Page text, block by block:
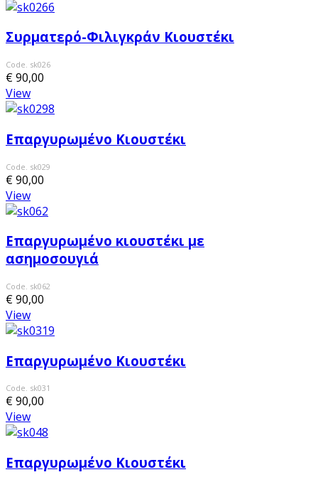
Συρματερό-Φιλιγκράν Κιουστέκι
Code. sk026
€ 90,00
View
Επαργυρωμένο Κιουστέκι
Code. sk029
€ 90,00
View
Επαργυρωμένο κιουστέκι με
ασημοσουγιά
Code. sk062
€ 90,00
View
Επαργυρωμένο Κιουστέκι
Code. sk031
€ 90,00
View
Επαργυρωμένο Κιουστέκι